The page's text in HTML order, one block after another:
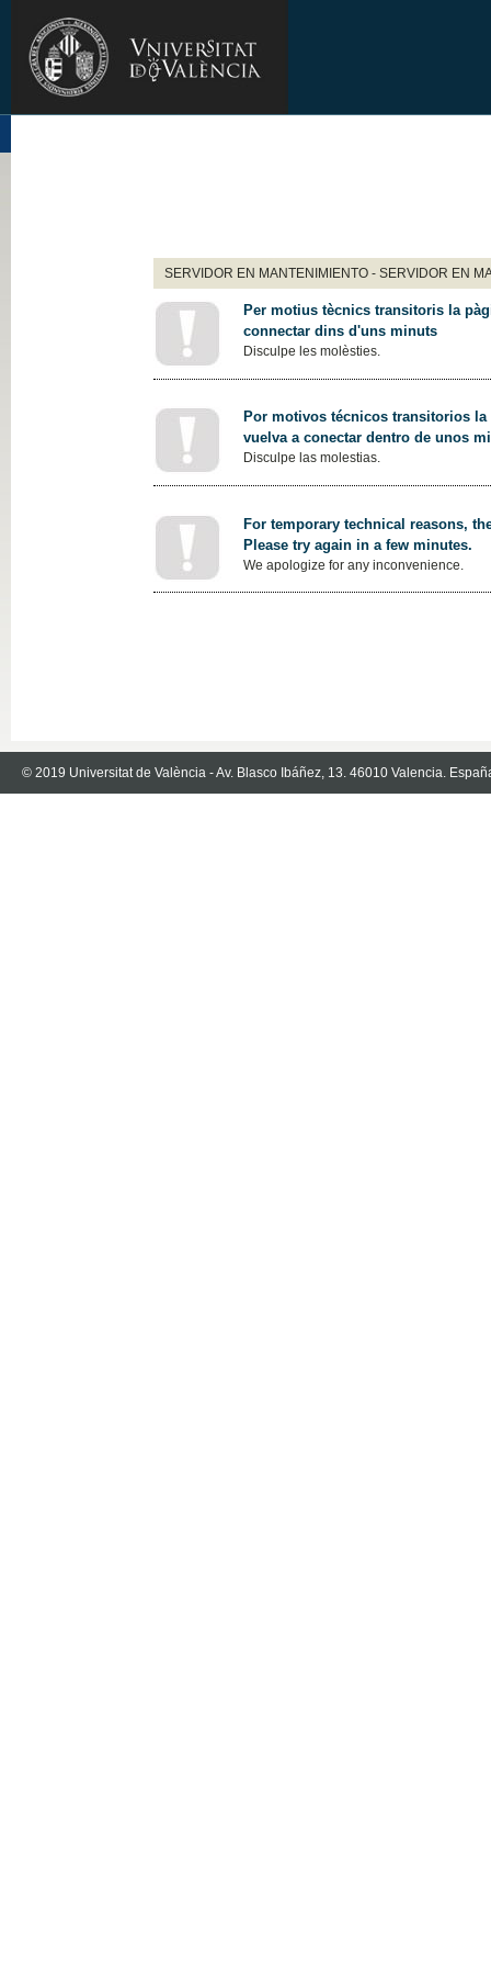
SERVIDOR EN MANTENIMIENTO - SERVIDOR EN
Per motius tècnics transitoris la
connectar dins d'uns minuts
Disculpe les molèsties.
Por motivos técnicos transitorios
vuelva a conectar dentro de unos
Disculpe las molestias.
For temporary technical reasons,
Please try again in a few minutes.
We apologize for any inconvenience.
© 2019 Universitat de València - Av. Blasco Ibáñez, 13. 46010 Valencia.